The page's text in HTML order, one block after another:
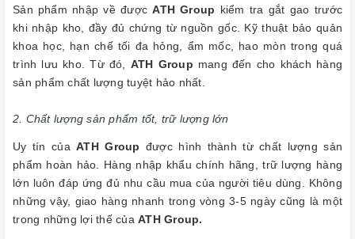
Sản phẩm nhập về đượcATH Group kiểm tra gắt gao trước
khi nhập kho, đầy đủ chứng từ nguồn gốc. Kỹ thuật bảo quản
khoa học, hạn chế tối đa hỏng, ẩm mốc, hao mòn trong quá
trình lưu kho. Từ đó, ATH Group mang đến cho khách hàng
sản phẩm chất lượng tuyệt hảo nhất.
2. Chất lượng sản phẩm tốt, trữ lượng lớn
Uy tín củaATH Group được hình thành từ chất lượng sản
phẩm hoàn hảo. Hàng nhập khẩu chính hãng, trữ lượng hàng
lớn luôn đáp ứng đủ nhu cầu mua của người tiêu dùng. Không
những vậy, giao hàng nhanh trong vòng 3-5 ngày cũng là một
trong những lợi thế của ATH Group.